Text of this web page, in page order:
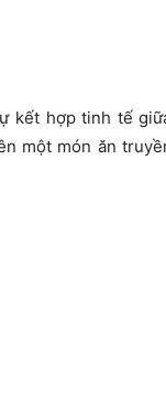
kết hợp tinh tế
một món ăn